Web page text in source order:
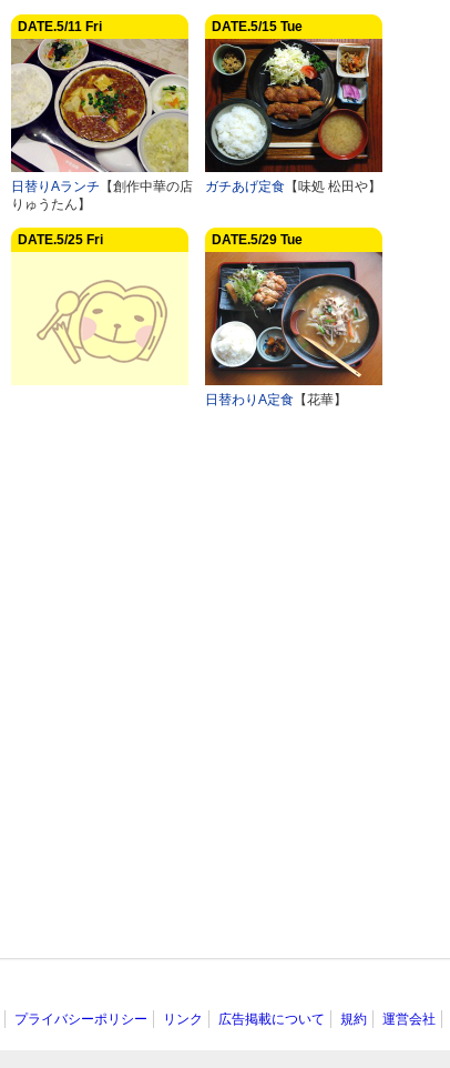
DATE.5/11 Fri
日替りAランチ 【創作中華の店
りゅうたん】
DATE.5/15 Tue
ガチあげ定食 【味処 松田や】
DATE.5/25 Fri DATE.5/29 Tue
日替わりA定食 【花華】
プライバシーポリシー リンク 広告掲載について 規約 運営会社